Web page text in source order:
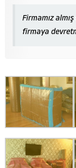
Firmamız
firmaya